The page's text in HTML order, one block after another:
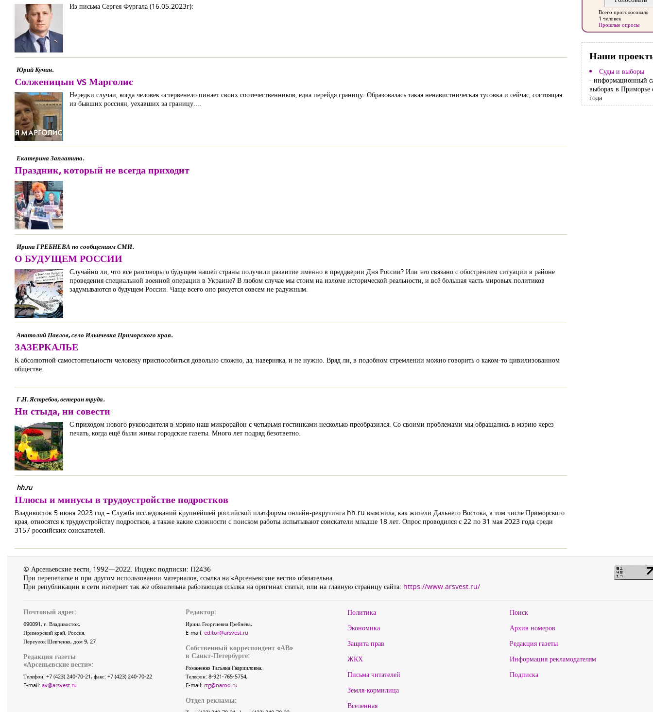
Из письма Сергея Фургала (16.05.2023г):
Юрий Кучин.
Солженицын vs Марголис
Нередки случаи, когда человек остервенело пинает своих соотечественников, едва перейдя границу. Образовалась такая ненавистническая тусовка и сейчас, состоящая
из бывших россиян, уехавших за границу....
Екатерина Заплатина.
Праздник, который не всегда приходит
Ирина ГРЕБНЕВА по сообщениям СМИ.
О БУДУЩЕМ РОССИИ
Случайно ли, что все разговоры о будущем нашей страны получили развитие именно в преддверии Дня России? Или это связано с обострением ситуации в районе
проведения специальной военной операции в Украине? В любом случае мы стоим на изломе исторической реальности, и всё большая часть мировых политиков
задумываются о будущем России. Чаще всего оно рисуется совсем не радужным.
Анатолий Павлов, село Ильичевка Приморского края.
ЗАЗЕРКАЛЬЕ
К абсолютной самостоятельности человеку приспособиться довольно сложно, да, наверняка, и не нужно. Вряд ли, в подобном стремлении можно говорить о каком-то цивилизованном
обществе.
Г.Н. Ястребов, ветеран труда.
Ни стыда, ни совести
С приходом нового руководителя в мэрию наш микрорайон с четырьмя гостинками несколько преобразился. Со своими проблемами мы обращались в мэрию через
печать, когда ещё были живы городские газеты. Много лет подряд безответно.
hh.ru
Плюсы и минусы в трудоустройстве подростков
Владивосток 5 июня 2023 год – Служба исследований крупнейшей российской платформы онлайн-рекрутинга hh.ru выяснила, как жители Дальнего Востока, в том числе Приморского
края, относятся к трудоустройству подростков, а также какие сложности с поиском работы испытывают соискатели младше 18 лет. Опрос проводился с 22 по 31 мая 2023 года среди
3157 российских соискателей.
Всего проголосовало
1 человек
Прошлые опросы
Наши
Суды и выборы
- информационный
выборах в Приморье
года
© Арсеньевские вести, 1992—2022. Индекс подписки: П2436
При перепечатке и при другом использовании материалов, ссылка на «Арсеньевские вести» обязательна.
При републикации в сети интернет так же обязательна работающая ссылка на оригинал статьи, или на главную страницу сайта: https://www.arsvest.ru/
Почтовый адрес:
690091, г. Владивосток,
Приморский край, Россия.
Переулок Шевченко, дом 9, 27
Редакция газеты
«Арсеньевские вести»:
Телефон: +7 (423) 240-70-21, факс: +7 (423) 240-70-22
E-mail: av@arsvest.ru
Редактор:
Ирина Георгиевна Гребнёва,
E-mail: editor@arsvest.ru
Собственный корреспондент «АВ»
в Санкт-Петербурге:
Романенко Татьяна Гаврииловна,
Телефон: 8-921-765-5754,
E-mail: rtg@narod.ru
Отдел рекламы:
Политика
Экономика
Защита прав
ЖКХ
Письма читателей
Земля-кормилица
Вселенная
Поиск
Архив номеров
Редакция газеты
Информация рекламодателям
Подписка